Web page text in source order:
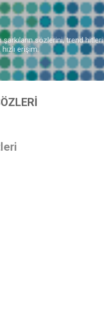
Ana içeriğe atla
sözlerini, trend
erişim.
♩